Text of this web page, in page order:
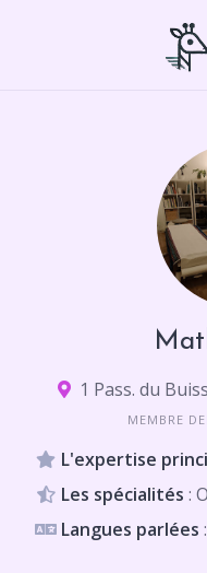
1 Pass. du
MEMBRE
L'expertise
Les spécialités :
Langues parlées